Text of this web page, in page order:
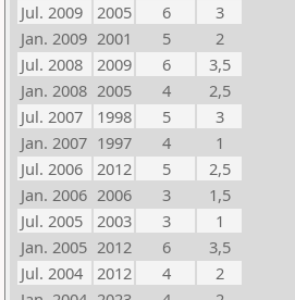
Jul. 2009
2005 6
3
Jan. 2009 2001 5
2
Jul. 2008
2009 6
3,5
Jan. 2008 2005 4
2,5
Jul. 2007
1998 5
3
Jan. 2007 1997 4
1
Jul. 2006
2012 5
2,5
Jan. 2006 2006 3
1,5
Jul. 2005
2003 3
1
Jan. 2005 2012 6
3,5
Jul. 2004
2012 4
2